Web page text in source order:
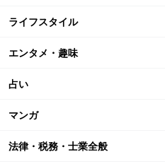
ライフスタイル
エンタメ・趣味
占い
マンガ
法律・税務・士業全般